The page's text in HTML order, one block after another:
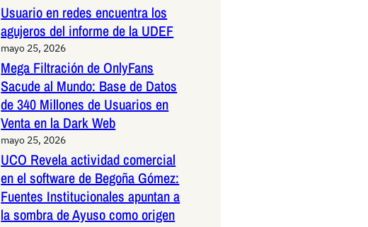
Usuario en redes encuentra los
agujeros del informe de la UDEF
mayo 25, 2026
Mega Filtración de OnlyFans
Sacude al Mundo: Base de Datos
de 340 Millones de Usuarios en
Venta en la Dark Web
mayo 25, 2026
UCO Revela actividad comercial
en el software de Begoña Gómez:
Fuentes Institucionales apuntan a
la sombra de Ayuso como origen